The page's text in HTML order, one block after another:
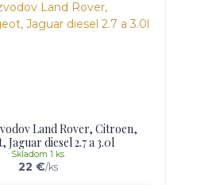
Land Rover, Citroen,
Jaguar diesel 2.7 a 3.0l
22 €/ks
Skladom 1 ks